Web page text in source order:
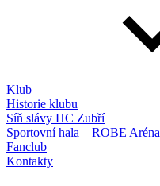
Klub
Historie klubu
Síň slávy HC Zubří
Sportovní hala – ROBE Aréna
Fanclub
Kontakty